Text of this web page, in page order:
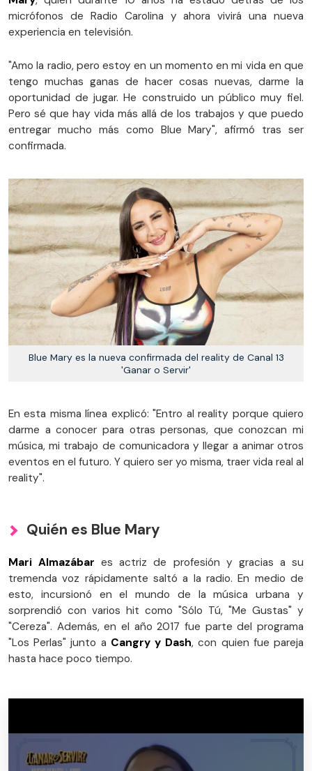
micrófonos de Radio Carolina y ahora vivirá una nueva
experiencia en televisión.
"Amo la radio, pero estoy en un momento en mi vida en que
tengo muchas ganas de hacer cosas nuevas, darme la
oportunidad de jugar. He construido un público muy fiel.
Pero sé que hay vida más allá de los trabajos y que puedo
entregar mucho más como Blue Mary", afirmó tras ser
confirmada.
Blue Mary es la nueva confirmada del reality de Canal 13
'Ganar o Servir'
En esta misma línea explicó: "Entro al reality porque quiero
darme a conocer para otras personas, que conozcan mi
música, mi trabajo de comunicadora y llegar a animar otros
eventos en el futuro. Y quiero ser yo misma, traer vida real al
reality".
Quién es Blue Mary
Mari Almazábar es actriz de profesión y gracias a su
tremenda voz rápidamente saltó a la radio. En medio de
esto, incursionó en el mundo de la música urbana y
sorprendió con varios hit como "Sólo Tú, "Me Gustas" y
"Cereza". Además, en el año 2017 fue parte del programa
"Los Perlas" junto a Cangry y Dash, con quien fue pareja
hasta hace poco tiempo.